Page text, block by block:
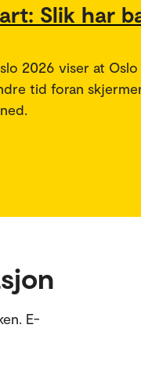
Slik har
2026 viser at
tid foran
E-